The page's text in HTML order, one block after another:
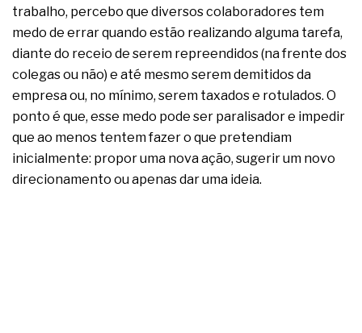
O movimento regular reduz em 19% o risco de
morte precoce e melhora o metabolismo
O desenvolvimento de indicadores nas atividades
de governança das organizações
O desenho industrial ganha espaço como
estratégia competitiva nas empresas
As variações dimensionais dos produtos de
materiais cimentícios com fibra de vidro
A próxima vantagem competitiva não está no
modelo de IA
A IA elevou a régua do comprador B2B e a venda
trabalho, percebo que diversos colaboradores tem
medo de errar quando estão realizando alguma tarefa,
diante do receio de serem repreendidos (na frente dos
colegas ou não) e até mesmo serem demitidos da
empresa ou, no mínimo, serem taxados e rotulados. O
ponto é que, esse medo pode ser paralisador e impedir
que ao menos tentem fazer o que pretendiam
inicialmente: propor uma nova ação, sugerir um novo
direcionamento ou apenas dar uma ideia.